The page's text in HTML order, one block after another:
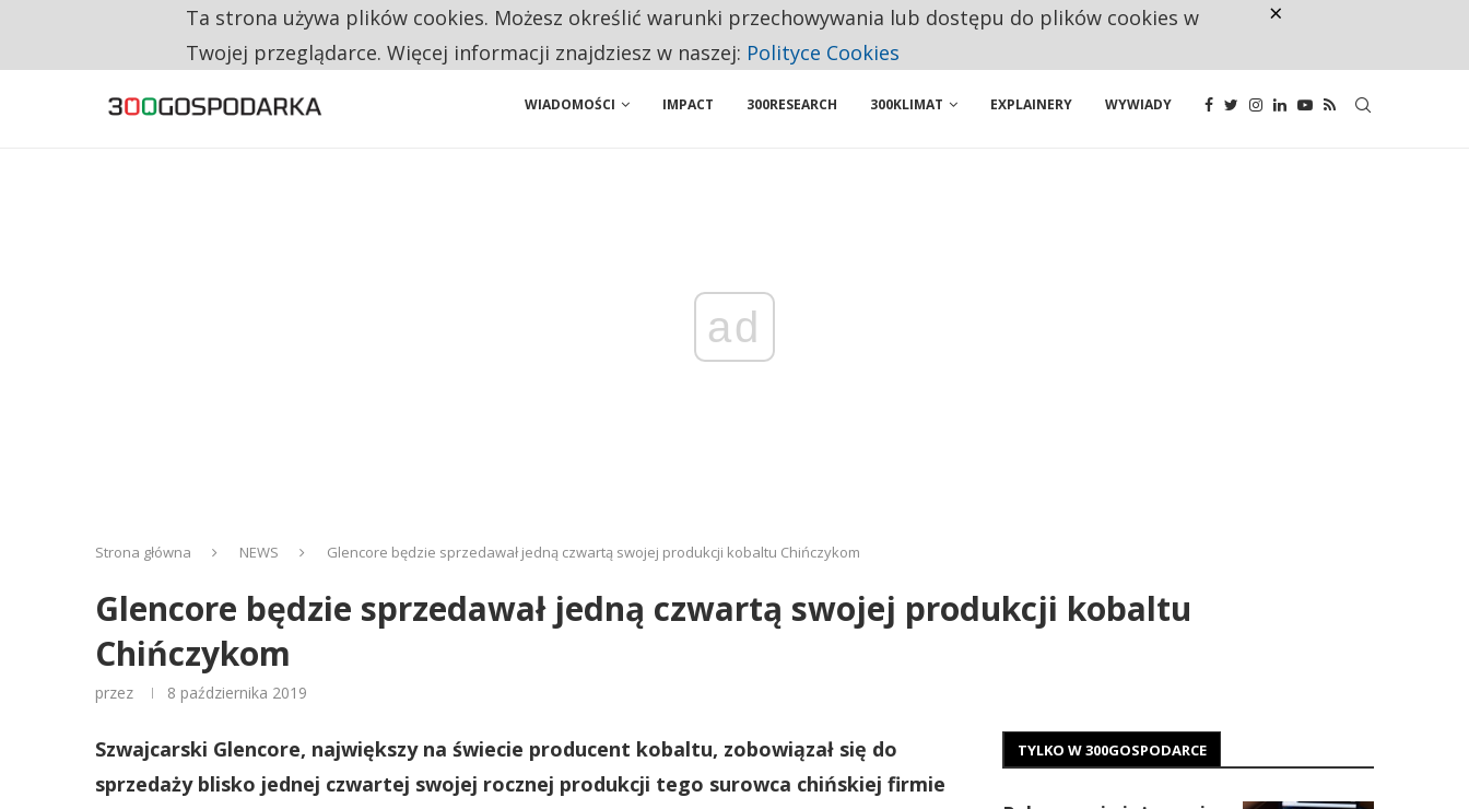
RESTRYKCJE CHIN UDERZAJĄ W EUROPEJSKI PRZEMYSŁ. NA LIŚCIE SĄ DWA PODMIOTY Z POLSKI
WIADOMOŚCI IMPACT 300RESEARCH 300KLIMAT EXPLAINERY WYWIADY
ad
Strona główna NEWS Glencore będzie sprzedawał jedną czwartą swojej produkcji kobaltu Chińczykom
Glencore będzie sprzedawał jedną czwartą swojej produkcji kobaltu
Chińczykom
przez 8 października 2019
Szwajcarski Glencore, największy na świecie producent kobaltu, zobowiązał się do
sprzedaży blisko jednej czwartej swojej rocznej produkcji tego surowca chińskiej firmie
TYLKO W 300GOSPODARCE
Ta strona używa plików cookies. Możesz określić warunki przechowywania lub dostępu do plików cookies w
Twojej przeglądarce. Więcej informacji znajdziesz w naszej: Polityce Cookies
×